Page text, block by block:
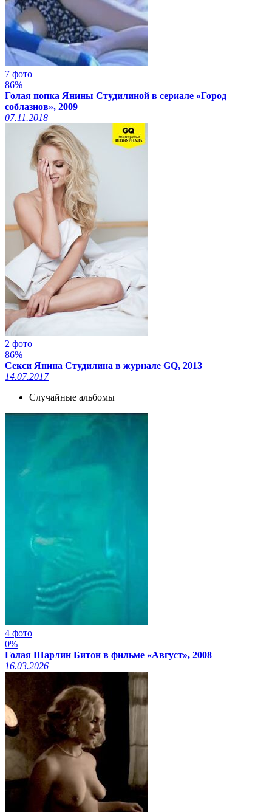
7 фото
86%
Голая попка Янины Студилиной в сериале «Город
соблазнов», 2009
07.11.2018
2 фото
86%
Секси Янина Студилина в журнале GQ, 2013
14.07.2017
Случайные альбомы
4 фото
0%
Голая Шарлин Битон в фильме «Август», 2008
16.03.2026